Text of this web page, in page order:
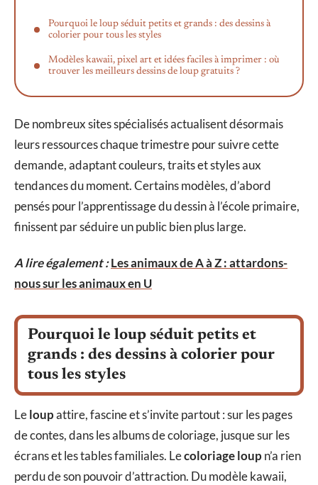
Pourquoi le loup séduit petits et grands : des dessins à
colorier pour tous les styles
Modèles kawaii, pixel art et idées faciles à imprimer : où
trouver les meilleurs dessins de loup gratuits ?
De nombreux sites spécialisés actualisent désormais
leurs ressources chaque trimestre pour suivre cette
demande, adaptant couleurs, traits et styles aux
tendances du moment. Certains modèles, d’abord
pensés pour l’apprentissage du dessin à l’école primaire,
finissent par séduire un public bien plus large.
A lire également :Les animaux de A à Z : attardons-
nous sur les animaux en U
Pourquoi le loup séduit petits et
grands : des dessins à colorier pour
tous les styles
Leloupattire, fascine et s’invite partout : sur les pages
de contes, dans les albums de coloriage, jusque sur les
écrans et les tables familiales. Lecoloriage loupn’a rien
perdu de son pouvoir d’attraction. Du modèle kawaii,